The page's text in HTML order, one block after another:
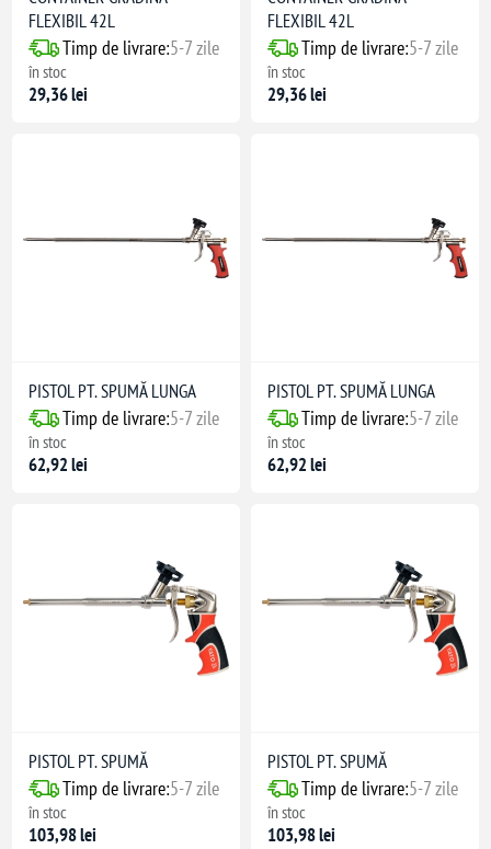
FLEXIBIL 42L
Timp de livrare:5-7 zile
în stoc
29,36 lei
FLEXIBIL 42L
Timp de livrare:5-7 zile
în stoc
29,36 lei
PISTOL PT. SPUMĂ LUNGA
Timp de livrare:5-7 zile
în stoc
62,92 lei
PISTOL PT. SPUMĂ LUNGA
Timp de livrare:5-7 zile
în stoc
62,92 lei
PISTOL PT. SPUMĂ
Timp de livrare:5-7 zile
în stoc
103,98 lei
PISTOL PT. SPUMĂ
Timp de livrare:5-7 zile
în stoc
103,98 lei